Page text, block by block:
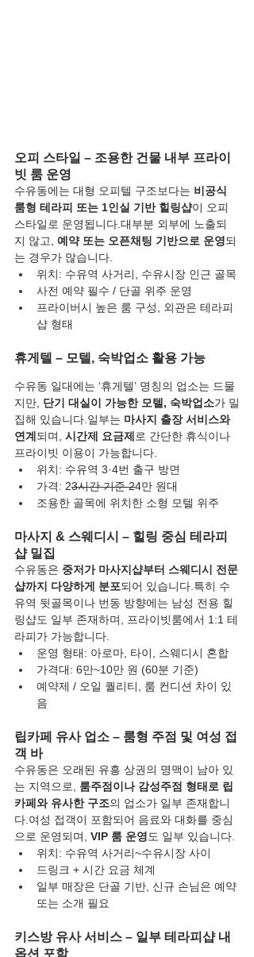
오피 스타일 – 조용한 건물 내부 프라이
빗 룸 운영
수유동에는 대형 오피텔 구조보다는 비공식
룸형 테라피 또는 1인실 기반 힐링샵이 오피
스타일로 운영됩니다.대부분 외부에 노출되
지 않고, 예약 또는 오픈채팅 기반으로 운영되
는 경우가 많습니다.
위치: 수유역 사거리, 수유시장 인근 골목
사전 예약 필수 / 단골 위주 운영
프라이버시 높은 룸 구성, 외관은 테라피
샵 형태
휴게텔 – 모텔, 숙박업소 활용 가능
수유동 일대에는 ‘휴게텔’ 명칭의 업소는 드물
지만, 단기 대실이 가능한 모텔, 숙박업소가 밀
집해 있습니다.일부는 마사지 출장 서비스와
연계 되며, 시간제 요금제 로 간단한 휴식이나
프라이빗 이용이 가능합니다.
위치: 수유역 3·4번 출구 방면
가격: 23시간 기준 24만 원대
조용한 골목에 위치한 소형 모텔 위주
마사지 & 스웨디시 – 힐링 중심 테라피
샵 밀집
수유동은 중저가 마사지샵부터 스웨디시 전문
샵까지 다양하게 분포되어 있습니다.특히 수
유역 뒷골목이나 번동 방향에는 남성 전용 힐
링샵도 일부 존재하며, 프라이빗룸에서 1:1 테
라피가 가능합니다.
운영 형태: 아로마, 타이, 스웨디시 혼합
가격대: 6만~10만 원 (60분 기준)
예약제 / 오일 퀄리티, 룸 컨디션 차이 있
음
립카페 유사 업소 – 룸형 주점 및 여성 접
객 바
수유동은 오래된 유흥 상권의 명맥이 남아 있
는 지역으로, 룸주점이나 감성주점 형태로 립
카페와 유사한 구조의 업소가 일부 존재합니
다.여성 접객이 포함되어 음료와 대화를 중심
으로 운영되며, VIP 룸 운영도 일부 있습니다.
위치: 수유역 사거리~수유시장 사이
드링크 + 시간 요금 체계
일부 매장은 단골 기반, 신규 손님은 예약
또는 소개 필요
키스방 유사 서비스 – 일부 테라피샵 내
옵션 포함